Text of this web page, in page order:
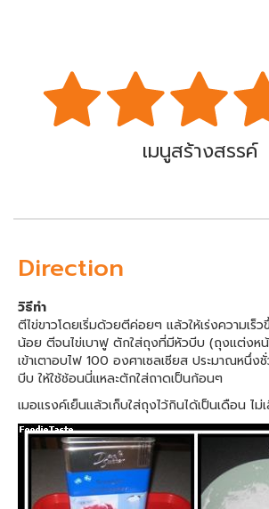
เมนูสร้างสรรค์
Direction
วิธีทำ
ตีไข่ขาวโดยเริ่มด้วยตีค่อยๆ แล้วให้เร่งความเร็
น้อย ตีจนไข่เบาฟู ตักใส่ถุงที่มีหัวบีบ (ถุงแต่งหน้
เข้าเตาอบไฟ 100 องศาเซลเซียส ประมาณหนึ่ง
บีบ ให้ใช้ช้อนนี่แหละตักใส่ถาดเป็นก้อนๆ
เมอแรงค์เย็นแล้วเก็บใส่ถุงไว้กินได้เป็นเดือน ไม่